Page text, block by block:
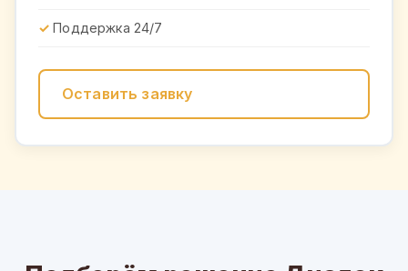
Поддержка 24/7
Оставить заявку